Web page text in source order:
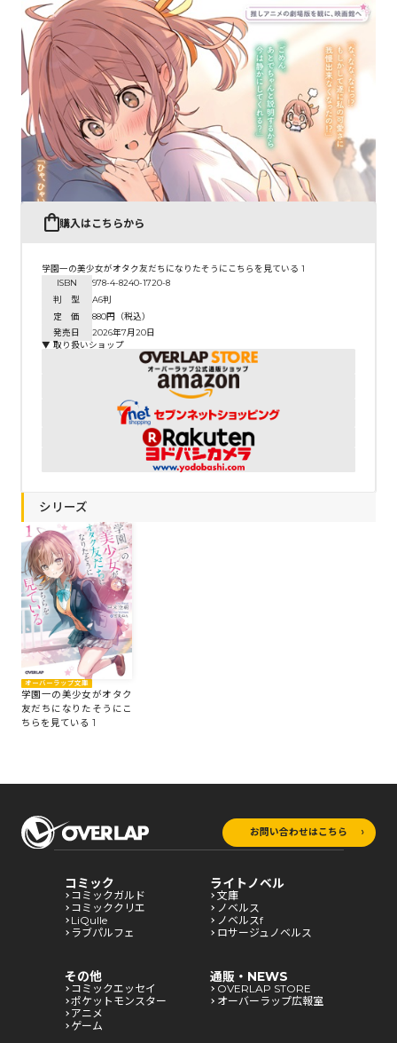
購入はこちらから
学園一の美少女がオタク友だちになりたそうにこちらを見ている 1
ISBN
978-4-8240-1720-8
判 型
A6判
定 価
880円（税込）
発売日
2026年7月20日
▼ 取り扱いショップ
シリーズ
オーバーラップ文庫
学園一の美少女がオタク
友だちになりたそうにこ
ちらを見ている 1
お問い合わせはこちら
コミック
コミックガルド
コミッククリエ
LiQulle
ラブパルフェ
ライトノベル
文庫
ノベルス
ノベルスf
ロサージュノベルス
その他
コミックエッセイ
ポケットモンスター
アニメ
ゲーム
通販・NEWS
OVERLAP STORE
オーバーラップ広報室